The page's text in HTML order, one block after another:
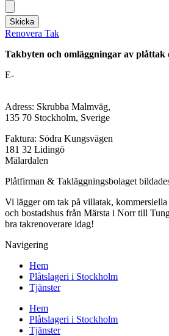
Skicka
Renovera Tak
Takbyten och omläggningar av plåttak
E-
Adress: Skrubba Malmväg,
135 70 Stockholm, Sverige
Faktura: Södra Kungsvägen
181 32 Lidingö
Mälardalen
Plåtfirman & Takläggningsbolaget
Vi lägger om tak på villatak,
och bostadshus från Märsta i Norr till
bra takrenoverare idag!
Navigering
Hem
Plåtslageri i Stockholm
Tjänster
Hem
Plåtslageri i Stockholm
Tjänster